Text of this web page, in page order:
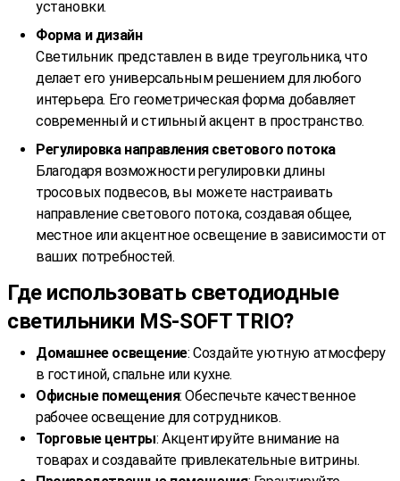
установки.
Форма и дизайн
Светильник представлен в виде треугольника, что
делает его универсальным решением для любого
интерьера. Его геометрическая форма добавляет
современный и стильный акцент в пространство.
Регулировка направления светового потока
Благодаря возможности регулировки длины
тросовых подвесов, вы можете настраивать
направление светового потока, создавая общее,
местное или акцентное освещение в зависимости от
ваших потребностей.
Где использовать светодиодные
светильники MS-SOFT TRIO?
Домашнее освещение: Создайте уютную атмосферу
в гостиной, спальне или кухне.
Офисные помещения: Обеспечьте качественное
рабочее освещение для сотрудников.
Торговые центры: Акцентируйте внимание на
товарах и создавайте привлекательные витрины.